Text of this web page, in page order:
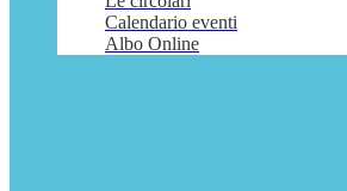
Calendario eventi
Albo Online